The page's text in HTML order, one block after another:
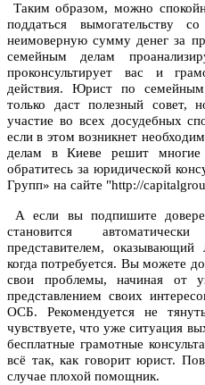
Таким образом, можно
поддаться вымогательству
неимоверную сумму денег за
семейным делам
проконсультирует вас и
действия. Юрист по
только даст полезный совет,
участие во всех досудебных
если в этом возникнет
делам в Киеве решит
обратитесь за юридической
Групп» на сайте "http://
А если вы подпишите
становится
представителем,
когда потребуется. Вы можете
свои проблемы, начиная от
представлением своих
ОСБ. Рекомендуется не
чувствуете, что уже ситуация
бесплатные грамотные
всё так, как говорит юрист.
случае плохой помощник.